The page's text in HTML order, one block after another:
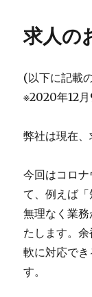
求人の
(以下に記載
※2020年12
弊社は現在、
今回はコロ
て、例えば「
無理なく業
たします。
軟に対応で
す。